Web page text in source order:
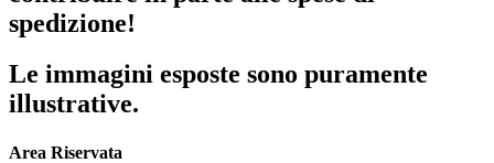
spedizione!
Le immagini esposte sono puramente
illustrative.
Area Riservata